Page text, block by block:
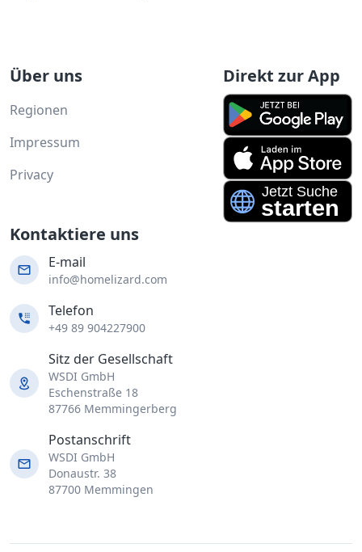
Über uns
Regionen
Impressum
Privacy
Direkt zur App
Kontaktiere uns
E-mail
info@homelizard.com
Telefon
+49 89 904227900
Sitz der Gesellschaft
WSDI GmbH
Eschenstraße 18
87766 Memmingerberg
Postanschrift
WSDI GmbH
Donaustr. 38
87700 Memmingen